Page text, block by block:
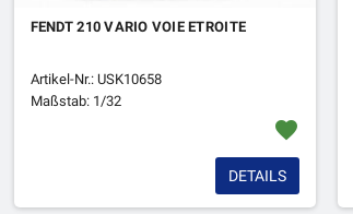
FENDT 210 VARIO VOIE ETROITE
Artikel-Nr.: USK10658
Maßstab: 1/32
favorite
DETAILS